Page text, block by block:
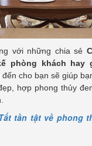
với những chia sẻ
phòng khách hay
đến cho bạn sẽ giúp
hợp phong thủy
tần tật về phong